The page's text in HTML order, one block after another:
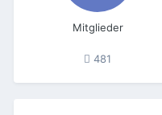
Mitglieder
481